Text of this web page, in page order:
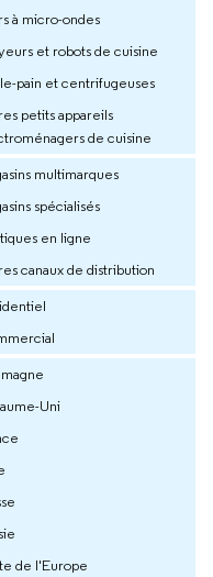
à micro-ondes
et robots de cuisine
pain et centrifugeuses
petits appareils
de cuisine
multimarques
spécialisés
en ligne
canaux de distribution
Uni
de l'Europe